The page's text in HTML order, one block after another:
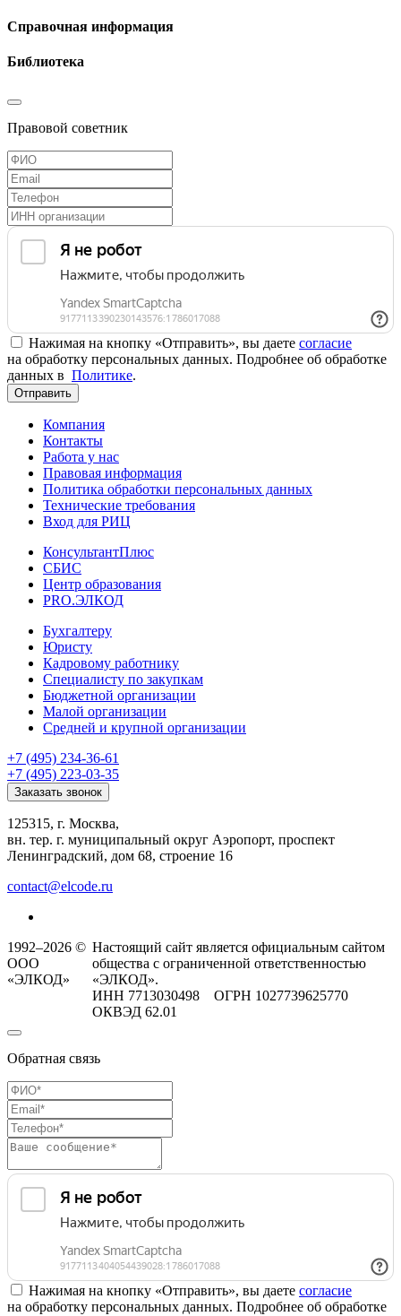
Справочная информация
Библиотека
Правовой советник
Нажимая на кнопку «Отправить», вы даете согласие
на обработку персональных данных. Подробнее об обработке
данных в Политике.
Отправить
Компания
Контакты
Работа у нас
Правовая информация
Политика обработки персональных данных
Технические требования
Вход для РИЦ
КонсультантПлюс
СБИС
Центр образования
PRO.ЭЛКОД
Бухгалтеру
Юристу
Кадровому работнику
Специалисту по закупкам
Бюджетной организации
Малой организации
Средней и крупной организации
+7 (495) 234-36-61
+7 (495) 223-03-35
Заказать звонок
125315, г. Москва,
вн. тер. г. муниципальный округ Аэропорт, проспект
Ленинградский, дом 68, строение 16
contact@elcode.ru
1992–2026 ©
ООО
«ЭЛКОД»
Настоящий сайт является официальным сайтом
общества с ограниченной ответственностью
«ЭЛКОД».
ИНН 7713030498 ОГРН 1027739625770
ОКВЭД 62.01
Обратная связь
Нажимая на кнопку «Отправить», вы даете согласие
на обработку персональных данных. Подробнее об обработке